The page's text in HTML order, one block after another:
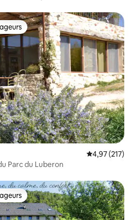
les plus appréciés
Évaluation
4,97 (217)
Parc du Luberon
les plus appréciés